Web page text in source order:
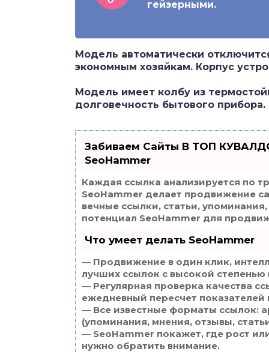
гейзерными.
Модель автоматически
экономным хозяйкам. Корпус
Модель имеет колбу из
долговечность бытового прибора.
Забиваем Сайты В ТОП
SeoHammer
Каждая ссылка анализируется по
SeoHammer делает продвижение
вечные ссылки, статьи,
потенциал SeoHammer для
Что умеет делать SeoHammer
— Продвижение в один клик,
лучших ссылок с высокой
— Регулярная проверка качества
ежедневный пересчет показателей
— Все известные форматы ссылок:
(упоминания, мнения, отзывы,
— SeoHammer покажет, где рост
нужно обратить внимание.